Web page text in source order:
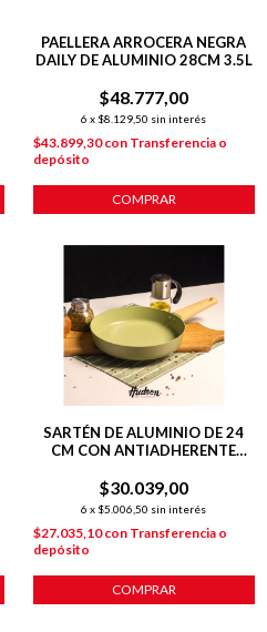
PAELLERA ARROCERA NEGRA
DAILY DE ALUMINIO 28CM 3.5L
$48.777,00
6 x $8.129,50 sin interés
$43.899,30con Transferencia o
depósito
COMPRAR
SARTÉN DE ALUMINIO DE 24
CM CON ANTIADHERENTE
$30.039,00
6 x $5.006,50 sin interés
$27.035,10con Transferencia o
depósito
COMPRAR